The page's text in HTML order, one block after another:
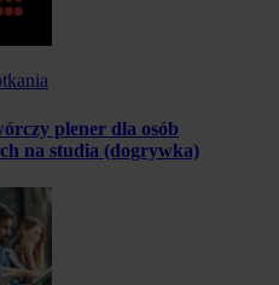
plener dla osób
na studia (dogrywka)